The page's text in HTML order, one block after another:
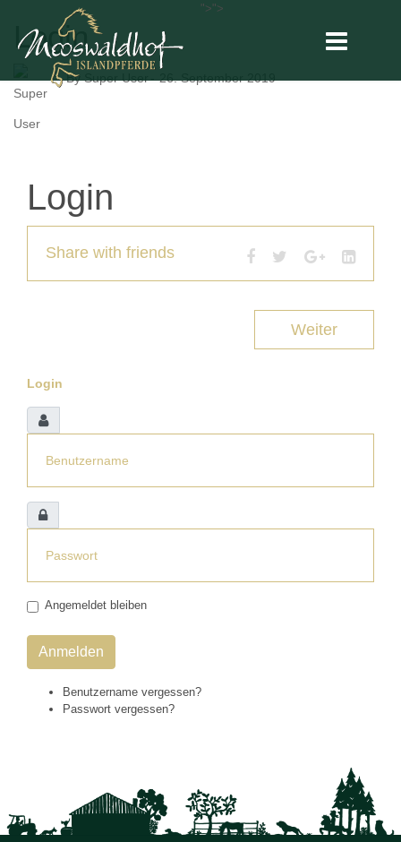
">">
Login
By Super User 26. September 2019
Login
Share with friends
Weiter
Login
Angemeldet bleiben
Anmelden
Benutzername vergessen?
Passwort vergessen?